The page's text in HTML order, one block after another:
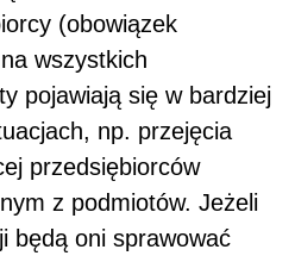
(obowiązek
wszystkich
pojawiają się w bardziej
np. przejęcia
przedsiębiorców
z podmiotów. Jeżeli
będą oni sprawować